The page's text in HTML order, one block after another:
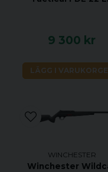
9 300 kr
LÄGG I
WINCHESTER
Winchester